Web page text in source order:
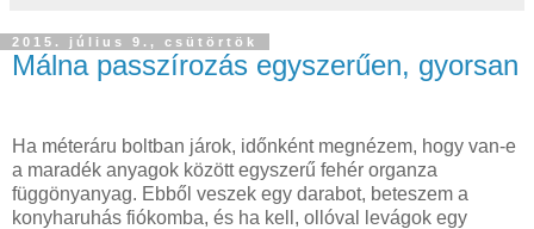
2015. július 9., csütörtök
Málna passzírozás egyszerűen, gyorsan
Ha méteráru boltban járok, időnként megnézem, hogy van-e
a maradék anyagok között egyszerű fehér organza
függönyanyag. Ebből veszek egy darabot, beteszem a
konyharuhás fiókomba, és ha kell, ollóval levágok egy